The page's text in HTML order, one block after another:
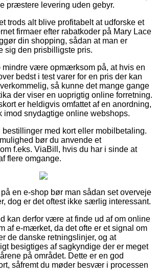
præstere levering uden gebyr.
trods alt blive profitabelt at udforske et
firmaer efter rabatkoder på Mary Lace
din shopping, sådan at man er
sig den prisbilligste pris.
mindre være opmærksom på, at hvis en
bedst i test varer for en pris der kan
så kunne det mange gange
der viser en uoprigtig online forretning.
er heldigvis omfattet af en anordning,
imod snydagtige online webshops.
bestillinger med kort eller mobilbetaling.
bør du anvende et
f.eks. ViaBill, hvis du har i sinde at
flere omgange.
en e-shop bør man sådan set overveje
dog er det oftest ikke særlig interessant.
kan derfor være at finde ud af om online
af e-mærket, da det ofte er et signal om
de danske retningslinjer, og at
besigtiges af sagkyndige der er meget
på området. Dette er en god
såfremt du møder besvær i processen